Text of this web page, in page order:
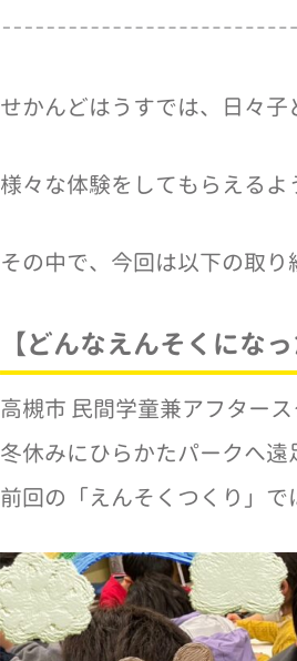
せかんどはうすでは、日々子
様々な体験をしてもらえるよ
その中で、今回は以下の取り
【どんなえんそくになっ
高槻市 民間学童兼アフター
冬休みにひらかたパークへ遠
前回の「えんそくつくり」